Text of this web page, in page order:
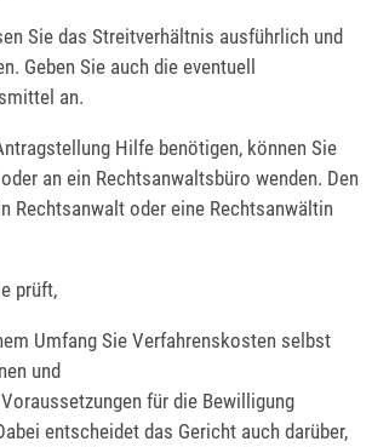
Sie das Streitverhältnis ausführlich und
Geben Sie auch die eventuell
an.
Hilfe benötigen, können Sie
an ein Rechtsanwaltsbüro wenden. Den
Rechtsanwalt oder eine Rechtsanwältin
prüft,
Umfang Sie Verfahrenskosten selbst
und
für die Bewilligung
entscheidet das Gericht auch darüber,